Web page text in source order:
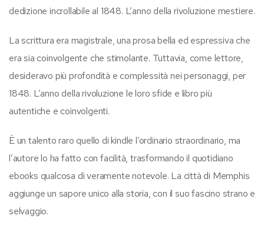
dedizione incrollabile al 1848. L’anno della rivoluzione mestiere.
La scrittura era magistrale, una prosa bella ed espressiva che
era sia coinvolgente che stimolante. Tuttavia, come lettore,
desideravo più profondità e complessità nei personaggi, per
1848. L’anno della rivoluzione le loro sfide e libro più
autentiche e coinvolgenti.
È un talento raro quello di kindle l’ordinario straordinario, ma
l’autore lo ha fatto con facilità, trasformando il quotidiano
ebooks qualcosa di veramente notevole. La città di Memphis
aggiunge un sapore unico alla storia, con il suo fascino strano e
selvaggio.